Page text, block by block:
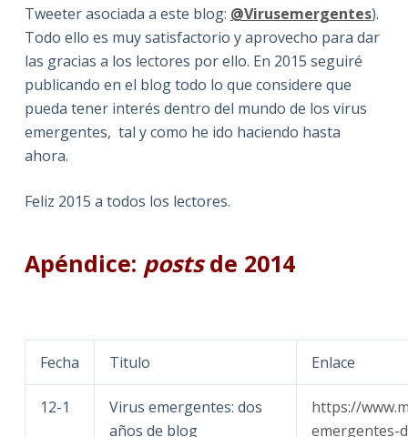
Tweeter asociada a este blog: @Virusemergentes).
Todo ello es muy satisfactorio y aprovecho para dar
las gracias a los lectores por ello. En 2015 seguiré
publicando en el blog todo lo que considere que
pueda tener interés dentro del mundo de los virus
emergentes, tal y como he ido haciendo hasta
ahora.
Feliz 2015 a todos los lectores.
Apéndice: postsde 2014
Fecha Titulo Enlace
12-1
Virus emergentes: dos
años de blog
https://
emergentes-